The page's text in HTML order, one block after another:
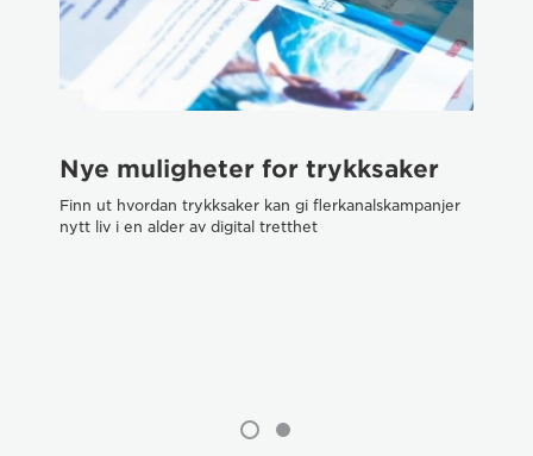
Nye muligheter for trykksaker
Finn ut hvordan trykksaker kan gi flerkanalskampanjer
nytt liv i en alder av digital tretthet